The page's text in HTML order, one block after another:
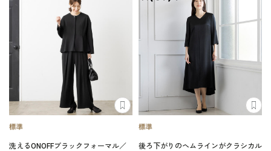
洗えるONOFFブラックフォーマル／
後ろ下がりのヘムラインがクラシカル